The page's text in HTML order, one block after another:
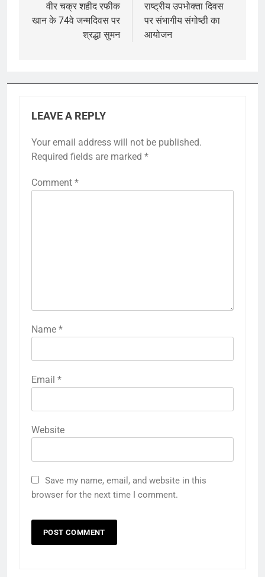
navigation
वीर चक्र शहीद रफीक
खान के 74वे जन्मदिवस पर
श्रद्धा सुमन
राष्ट्रीय उपभोक्ता दिवस
पर संभागीय संगोष्ठी का
आयोजन
LEAVE A REPLY
Your email address will not be published.
Required fields are marked *
Comment *
Name *
Email *
Website
Save my name, email, and website in this
browser for the next time I comment.